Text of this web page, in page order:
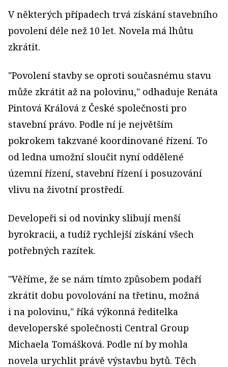
V některých případech trvá získání stavebního
povolení déle než 10 let. Novela má lhůtu
zkrátit.
"Povolení stavby se oproti současnému stavu
může zkrátit až na polovinu," odhaduje Renáta
Pintová Králová z České společnosti pro
stavební právo. Podle ní je největším
pokrokem takzvané koordinované řízení. To
od ledna umožní sloučit nyní oddělené
územní řízení, stavební řízení i posuzování
vlivu na životní prostředí.
Developeři si od novinky slibují menší
byrokracii, a tudíž rychlejší získání všech
potřebných razítek.
"Věříme, že se nám tímto způsobem podaří
zkrátit dobu povolování na třetinu, možná
i na polovinu," říká výkonná ředitelka
developerské společnosti Central Group
Michaela Tomášková. Podle ní by mohla
novela urychlit právě výstavbu bytů. Těch